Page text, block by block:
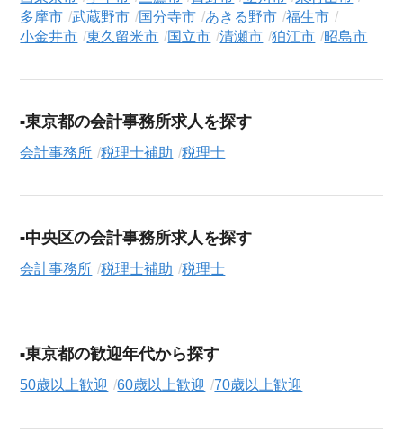
シニアジョブエージェントでは、豊富な求人情報の中から、あ
なたの希望に合ったお仕事を簡単に見つけられます。雇用形態
収・時給・日給、さらに週休2日制、駅近、短期といったこだわ
この税理士補助・税理士の求人にご興味をお持ちの方はもちろ
ん、「まずは相談から始めたい」という方も、ぜひお気軽に
多摩市
武蔵野市 国分寺市 あきる野市
福生市
小金井市
東久留米市 国立市 清瀬市 狛江市 昭島市
東京都の会計事務所求人を探す
会計事務所 税理士補助 税理士
中央区の会計事務所求人を探す
会計事務所 税理士補助 税理士
東京都の歓迎年代から探す
50歳以上歓迎 60歳以上歓迎 70歳以上歓迎